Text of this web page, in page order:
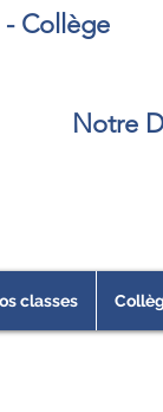
- Collège
Notre
classes